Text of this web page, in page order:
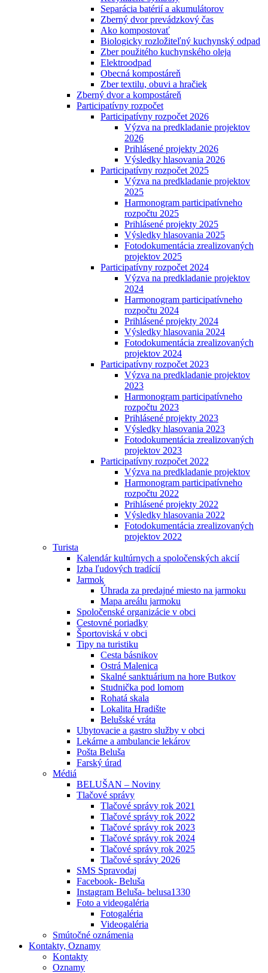
Separácia batérií a akumulátorov
Zberný dvor prevádzkový čas
Ako kompostovať
Biologicky rozložiteľný kuchynský odpad
Zber použitého kuchynského oleja
Elektroodpad
Obecná kompostáreň
Zber textilu, obuvi a hračiek
Zberný dvor a kompostáreň
Participatívny rozpočet
Participatívny rozpočet 2026
Výzva na predkladanie projektov
2026
Prihlásené projekty 2026
Výsledky hlasovania 2026
Participatívny rozpočet 2025
Výzva na predkladanie projektov
2025
Harmonogram participatívneho
rozpočtu 2025
Prihlásené projekty 2025
Výsledky hlasovania 2025
Fotodokumentácia zrealizovaných
projektov 2025
Participatívny rozpočet 2024
Výzva na predkladanie projektov
2024
Harmonogram participatívneho
rozpočtu 2024
Prihlásené projekty 2024
Výsledky hlasovania 2024
Fotodokumentácia zrealizovaných
projektov 2024
Participatívny rozpočet 2023
Výzva na predkladanie projektov
2023
Harmonogram participatívneho
rozpočtu 2023
Prihlásené projekty 2023
Výsledky hlasovania 2023
Fotodokumentácia zrealizovaných
projektov 2023
Participatívny rozpočet 2022
Výzva na predkladanie projektov
Harmonogram participatívneho
rozpočtu 2022
Prihlásené projekty 2022
Výsledky hlasovania 2022
Fotodokumentácia zrealizovaných
projektov 2022
Turista
Kalendár kultúrnych a spoločenských akcií
Izba ľudových tradícií
Jarmok
Úhrada za predajné miesto na jarmoku
Mapa areálu jarmoku
Spoločenské organizácie v obci
Cestovné poriadky
Športoviská v obci
Tipy na turistiku
Cesta básnikov
Ostrá Malenica
Skalné sanktuárium na hore Butkov
Studnička pod lomom
Rohatá skala
Lokalita Hradište
Belušské vráta
Ubytovacie a gastro služby v obci
Lekárne a ambulancie lekárov
Pošta Beluša
Farský úrad
Médiá
BELUŠAN – Noviny
Tlačové správy
Tlačové správy rok 2021
Tlačové správy rok 2022
Tlačové správy rok 2023
Tlačové správy rok 2024
Tlačové správy rok 2025
Tlačové správy 2026
SMS Spravodaj
Facebook- Beluša
Instagram Beluša- belusa1330
Foto a videogaléria
Fotogaléria
Videogaléria
Smútočné oznámenia
Kontakty, Oznamy
Kontakty
Oznamy